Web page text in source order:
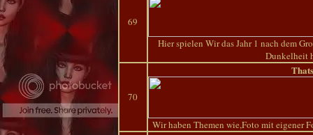
69
Hier spielen Wir das Jahr 1 nach dem
Dunkelheit
70
Wir haben Themen wie,Foto mit eigener